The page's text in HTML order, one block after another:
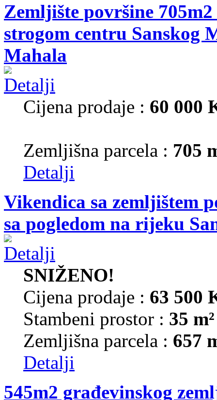
Zemljište površine
strogom centru Sanskog
Mahala
Cijena prodaje : 60 000
Zemljišna parcela : 705
Detalji
Vikendica sa zemljištem
sa pogledom na rijeku
SNIŽENO!
Cijena prodaje : 63 500
Stambeni prostor : 35 m²
Zemljišna parcela : 657
Detalji
545m2 građevinskog